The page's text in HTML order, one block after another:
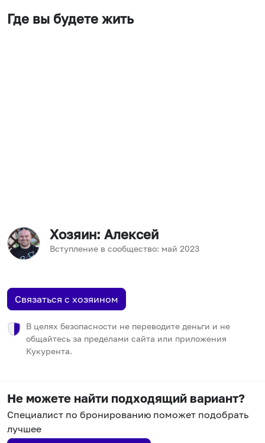
Где вы будете жить
Хозяин: Алексей
Вступление в сообщество: май 2023
Связаться с хозяином
В целях безопасности не переводите деньги и не
общайтесь за пределами сайта или приложения
Кукурента.
Не можете найти подходящий вариант?
Специалист по бронированию поможет подобрать
лучшее